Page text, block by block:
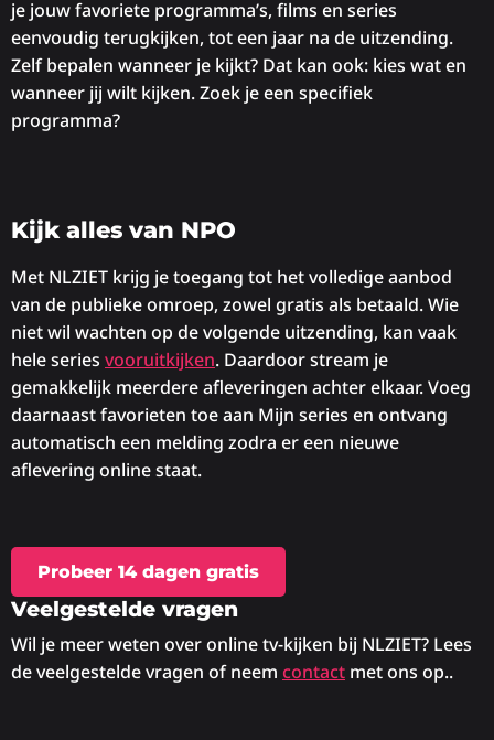
je jouw favoriete programma’s, films en series
eenvoudig terugkijken, tot een jaar na de uitzending.
Zelf bepalen wanneer je kijkt? Dat kan ook: kies wat en
wanneer jij wilt kijken. Zoek je een specifiek
programma?
Kijk alles van NPO
Met NLZIET krijg je toegang tot het volledige aanbod
van de publieke omroep, zowel gratis als betaald. Wie
niet wil wachten op de volgende uitzending, kan vaak
hele series vooruitkijken. Daardoor stream je
gemakkelijk meerdere afleveringen achter elkaar. Voeg
daarnaast favorieten toe aan Mijn series en ontvang
automatisch een melding zodra er een nieuwe
aflevering online staat.
Probeer 14 dagen gratis
Veelgestelde vragen
Wil je meer weten over online tv-kijken bij NLZIET? Lees
de veelgestelde vragen of neem contact met ons op..